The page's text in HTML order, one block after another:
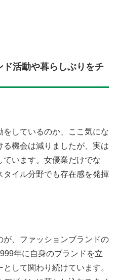
活動や暮らしぶりをチ
しているのか、ここ気にな
る機会は減りましたが、実は
います。女優業だけでな
タイル分野でも存在感を発揮
が、ファッションブランドの
年に自身のブランドを立
して関わり続けています。